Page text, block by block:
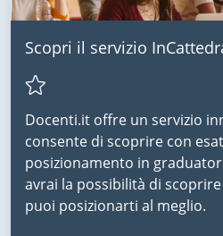
Scopri il servizio
Docenti.it offre un servizio
consente di scoprire con
posizionamento in
avrai la possibilità di
puoi posizionarti al meglio.